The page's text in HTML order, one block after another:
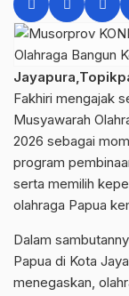
Fakhiri mengajak
Musyawarah
2026 sebagai
program
serta memilih
olahraga Papua
Dalam
Papua di Kota
menegaskan,